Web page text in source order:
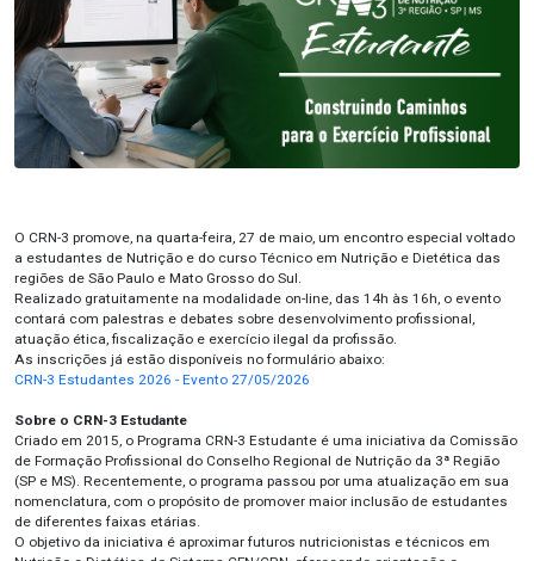
O CRN-3 promove, na quarta-feira, 27 de maio, um encontro especial voltado
a estudantes de Nutrição e do curso Técnico em Nutrição e Dietética das
regiões de São Paulo e Mato Grosso do Sul.
Realizado gratuitamente na modalidade on-line, das 14h às 16h, o evento
contará com palestras e debates sobre desenvolvimento profissional,
atuação ética, fiscalização e exercício ilegal da profissão.
As inscrições já estão disponíveis no formulário abaixo:
CRN-3 Estudantes 2026 - Evento 27/05/2026
Sobre o CRN-3 Estudante
Criado em 2015, o Programa CRN-3 Estudante é uma iniciativa da Comissão
de Formação Profissional do Conselho Regional de Nutrição da 3ª Região
(SP e MS). Recentemente, o programa passou por uma atualização em sua
nomenclatura, com o propósito de promover maior inclusão de estudantes
de diferentes faixas etárias.
O objetivo da iniciativa é aproximar futuros nutricionistas e técnicos em